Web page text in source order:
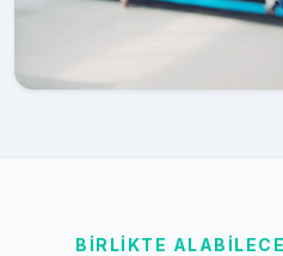
BİRLİKTE